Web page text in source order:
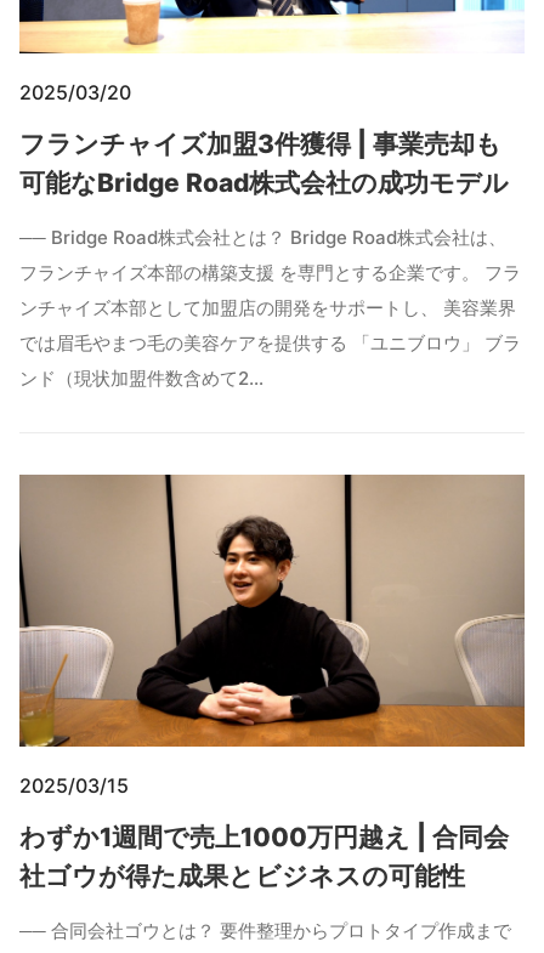
2025/03/20
フランチャイズ加盟3件獲得 | 事業売却も
可能なBridge Road株式会社の成功モデル
── Bridge Road株式会社とは？ Bridge Road株式会社は、
フランチャイズ本部の構築支援 を専門とする企業です。 フラ
ンチャイズ本部として加盟店の開発をサポートし、 美容業界
では眉毛やまつ毛の美容ケアを提供する 「ユニブロウ」 ブラ
ンド（現状加盟件数含めて2…
2025/03/15
わずか1週間で売上1000万円越え | 合同会
社ゴウが得た成果とビジネスの可能性
── 合同会社ゴウとは？ 要件整理からプロトタイプ作成まで